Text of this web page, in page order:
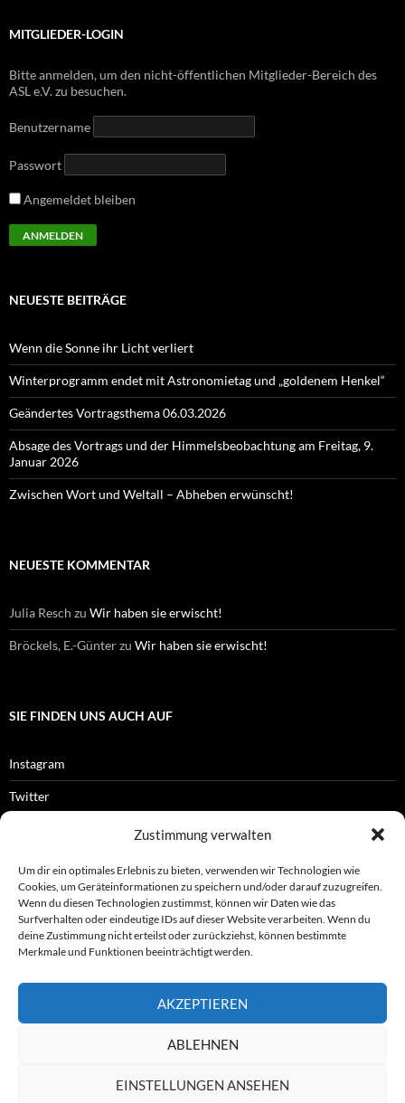
Zustimmung verwalten
Um dir ein optimales Erlebnis zu bieten, verwenden wir Technologien wie
Cookies, um Geräteinformationen zu speichern und/oder darauf zuzugreifen.
Wenn du diesen Technologien zustimmst, können wir Daten wie das
Surfverhalten oder eindeutige IDs auf dieser Website verarbeiten. Wenn du
deine Zustimmung nicht erteilst oder zurückziehst, können bestimmte
Merkmale und Funktionen beeinträchtigt werden.
AKZEPTIEREN
ABLEHNEN
EINSTELLUNGEN ANSEHEN
MITGLIEDER-LOGIN
Bitte anmelden, um den nicht-öffentlichen Mitglieder-Bereich des
ASL e.V. zu besuchen.
Benutzername
Passwort
Angemeldet bleiben
NEUESTE BEITRÄGE
Wenn die Sonne ihr Licht verliert
Winterprogramm endet mit Astronomietag und „goldenem Henkel“
Geändertes Vortragsthema 06.03.2026
Absage des Vortrags und der Himmelsbeobachtung am Freitag, 9.
Januar 2026
Zwischen Wort und Weltall – Abheben erwünscht!
NEUESTE KOMMENTAR
Julia Resch zu Wir haben sie erwischt!
Bröckels, E.-Günterzu Wir haben sie erwischt!
SIE FINDEN UNS AUCH AUF
Instagram
Twitter
OFFIZIELLES
Impressum